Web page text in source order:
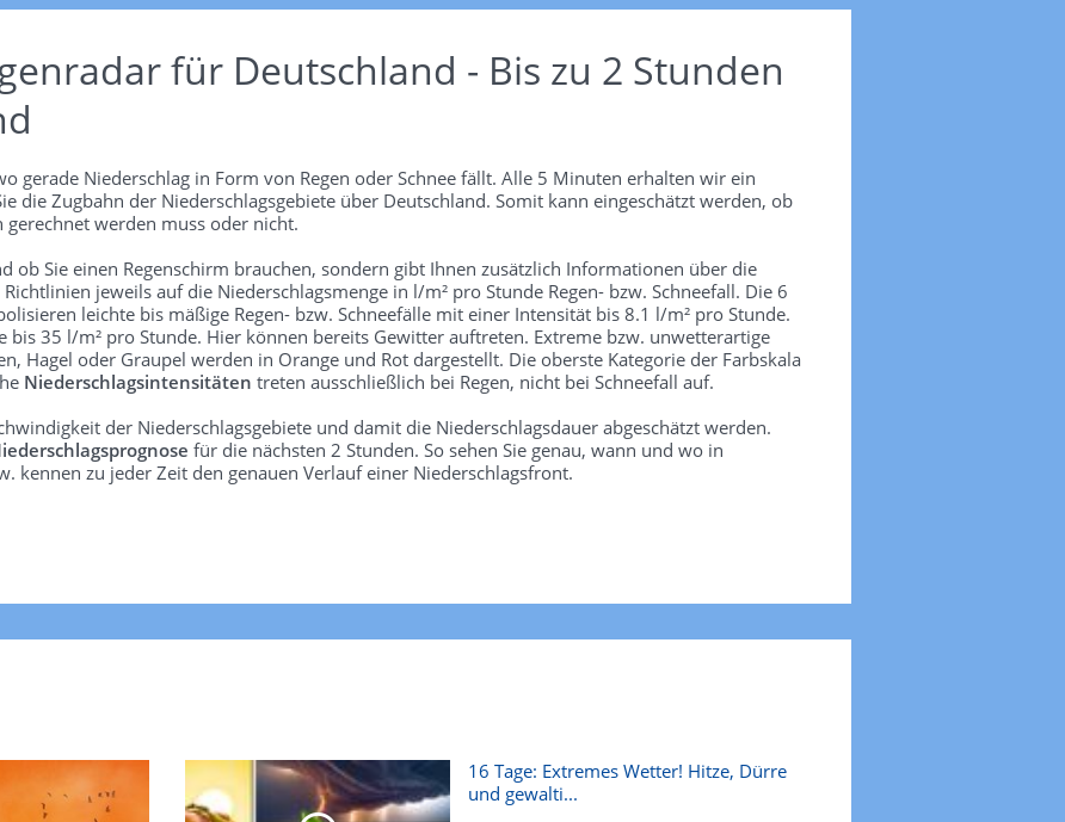
für Deutschland - Bis zu 2 Stunden
gerade Niederschlag in Form von Regen oder Schnee fällt. Alle 5 Minuten erhalten wir ein
die Zugbahn der Niederschlagsgebiete über Deutschland. Somit kann eingeschätzt werden, ob
werden muss oder nicht.
ob Sie einen Regenschirm brauchen, sondern gibt Ihnen zusätzlich Informationen über die
jeweils auf die Niederschlagsmenge in l/m² pro Stunde Regen- bzw. Schneefall. Die 6
leichte bis mäßige Regen- bzw. Schneefälle mit einer Intensität bis 8.1 l/m² pro Stunde.
35 l/m² pro Stunde. Hier können bereits Gewitter auftreten. Extreme bzw. unwetterartige
Hagel oder Graupel werden in Orange und Rot dargestellt. Die oberste Kategorie der Farbskala
Niederschlagsintensitäten treten ausschließlich bei Regen, nicht bei Schneefall auf.
der Niederschlagsgebiete und damit die Niederschlagsdauer abgeschätzt werden.
für die nächsten 2 Stunden. So sehen Sie genau, wann und wo in
kennen zu jeder Zeit den genauen Verlauf einer Niederschlagsfront.
16 Tage: Extremes Wetter! Hitze, Dürre
und gewalti...